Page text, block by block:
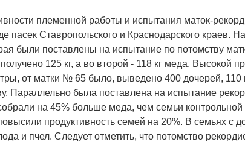
племенной работы и испытания маток-
пасек Ставропольского и Краснодарского краев.
были поставлены на испытание по потомству
125 кг, а во второй - 118 кг меда. Высокой
от матки № 65 было, выведено 400 дочерей, 110
Параллельно была поставлена на испытание
на 45% больше меда, чем семьи
продуктивность семей на 20%. В семьях с
и пчел. Следует отметить, что потомство